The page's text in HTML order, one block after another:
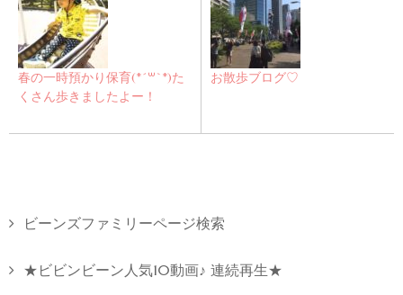
春の一時預かり保育(*´꒳`*)た
くさん歩きましたよー！
お散歩ブログ♡
ビーンズファミリーページ検索
★ビビンビーン人気10動画♪ 連続再生★